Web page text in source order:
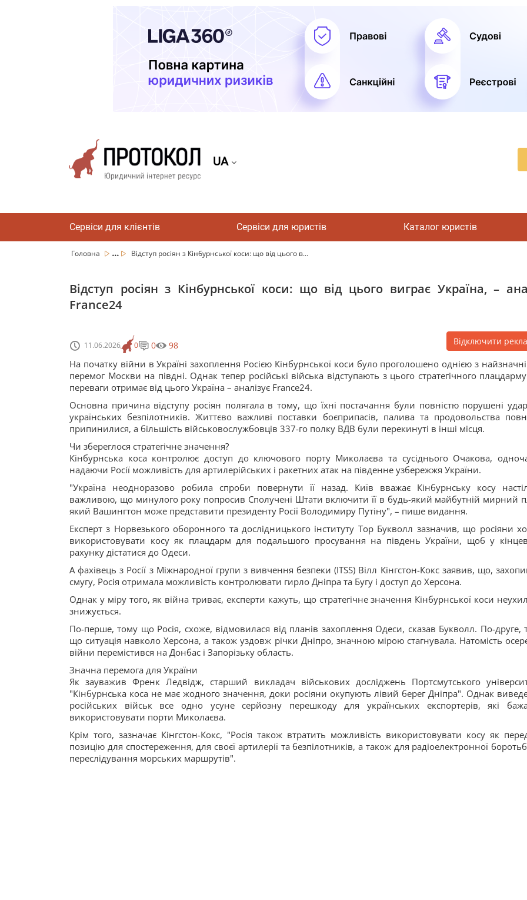
UA
Сервіси для клієнтів Сервіси для юристів Каталог юристів
Головна ... Відступ росіян з Кінбурнської коси: що від цього в...
Відступ росіян з Кінбурнської коси: що від цього виграє Україна, –
France24
11.06.2026 0 0 98 Відключити
На початку війни в Україні захоплення Росією Кінбурнської коси було проголошено однією з
перемог Москви на півдні. Однак тепер російські війська відступають з цього стратегічного
переваги отримає від цього Україна – аналізує France24.
Основна причина відступу росіян полягала в тому, що їхні постачання були повністю порушені
українських безпілотників. Життєво важливі поставки боєприпасів, палива та продовольства
припинилися, а більшість військовослужбовців 337-го полку ВДВ були перекинуті в інші місця.
Чи збереглося стратегічне значення?
Кінбурнська коса контролює доступ до ключового порту Миколаєва та сусіднього Очакова,
надаючи Росії можливість для артилерійських і ракетних атак на південне узбережжя України.
"Україна неодноразово робила спроби повернути її назад. Київ вважає Кінбурнську косу
важливою, що минулого року попросив Сполучені Штати включити її в будь-який майбутній мирний
який Вашингтон може представити президенту Росії Володимиру Путіну", – пише видання.
Експерт з Норвезького оборонного та дослідницького інституту Тор Букволл зазначив, що росіяни
використовувати косу як плацдарм для подальшого просування на південь України, щоб у
рахунку дістатися до Одеси.
А фахівець з Росії з Міжнародної групи з вивчення безпеки (ITSS) Вілл Кінгстон-Кокс заявив, що,
смугу, Росія отримала можливість контролювати гирло Дніпра та Бугу і доступ до Херсона.
Однак у міру того, як війна триває, експерти кажуть, що стратегічне значення Кінбурнської коси
знижується.
По-перше, тому що Росія, схоже, відмовилася від планів захоплення Одеси, сказав Букволл. По-друге,
що ситуація навколо Херсона, а також уздовж річки Дніпро, значною мірою стагнувала. Натомість
війни перемістився на Донбас і Запорізьку область.
Значна перемога для України
Як зауважив Френк Ледвідж, старший викладач військових досліджень Портсмутського
"Кінбурнська коса не має жодного значення, доки росіяни окупують лівий берег Дніпра". Однак
російських військ все одно усуне серйозну перешкоду для українських експортерів, які
використовувати порти Миколаєва.
Крім того, зазначає Кінгстон-Кокс, "Росія також втратить можливість використовувати косу як
позицію для спостереження, для своєї артилерії та безпілотників, а також для радіоелектронної
переслідування морських маршрутів".